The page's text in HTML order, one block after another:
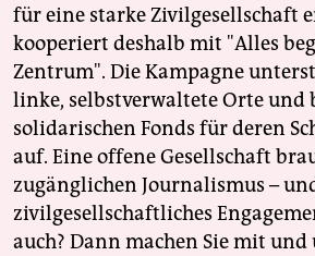
für eine starke Zivilgesellschaft
kooperiert deshalb mit "Alles
Zentrum". Die Kampagne
linke, selbstverwaltete Orte und
solidarischen Fonds für deren
auf. Eine offene Gesellschaft
zugänglichen Journalismus –
zivilgesellschaftliches
auch? Dann machen Sie mit